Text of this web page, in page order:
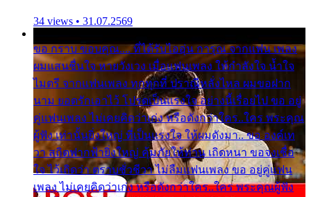
34 views • 31.07.2569
ขอ กราบ ขอบคุณ.... ที่ได้รับไออุ่น การุณ จากแฟน เพลง
ผมแสนชื่นใจ หายวังเวง เมื่อแฟนเพลง ให้กำลังใจ น้ำใจ
ไมตรี จากแฟนเพลง ทุกทุกที่ ปราณีหลั่งไหล ผมขอฝาก
นาม ยอดรักเอาไว้ โปรดเป็นแรงใจ อย่างนี้เรื่อยไป ขอ อยู่
คู่แฟนเพลง ไม่เคยคิดว่าเก่ง หรือดังกว่าใคร..ใคร พระคุณ
ผู้ฟัง เท่านั้นยิ่งใหญ่ ที่เป็นแรงใจ ให้ผมดังมา.. ขอ องค์เท
วา สถิตฟากฟ้ายิ่งใหญ่ คุ้มภัยให้ท่าน เถิดหนา ขอจงเชื่อ
ใจ ไว้เถิดว่า ตราบชั่วชีวา ไม่ลืมแฟนเพลง ขอ อยู่คู่แฟน
เพลง ไม่เคยคิดว่าเก่ง หรือดังกว่าใคร..ใคร พระคุณผู้ฟัง